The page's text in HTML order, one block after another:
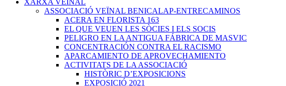
XARXA VEÏNAL
ASSOCIACIÓ VEÏNAL BENICALAP-ENTRECAMINOS
ACERA EN FLORISTA 163
EL QUE VEUEN LES SÒCIES I ELS SOCIS
PELIGRO EN LA ANTIGUA FÁBRICA DE MASVIC
CONCENTRACIÓN CONTRA EL RACISMO
APARCAMIENTO DE APROVECHAMIENTO
ACTIVITATS DE LA ASSOCIACIÓ
HISTÒRIC D’EXPOSICIONS
EXPOSICIÓ 2021